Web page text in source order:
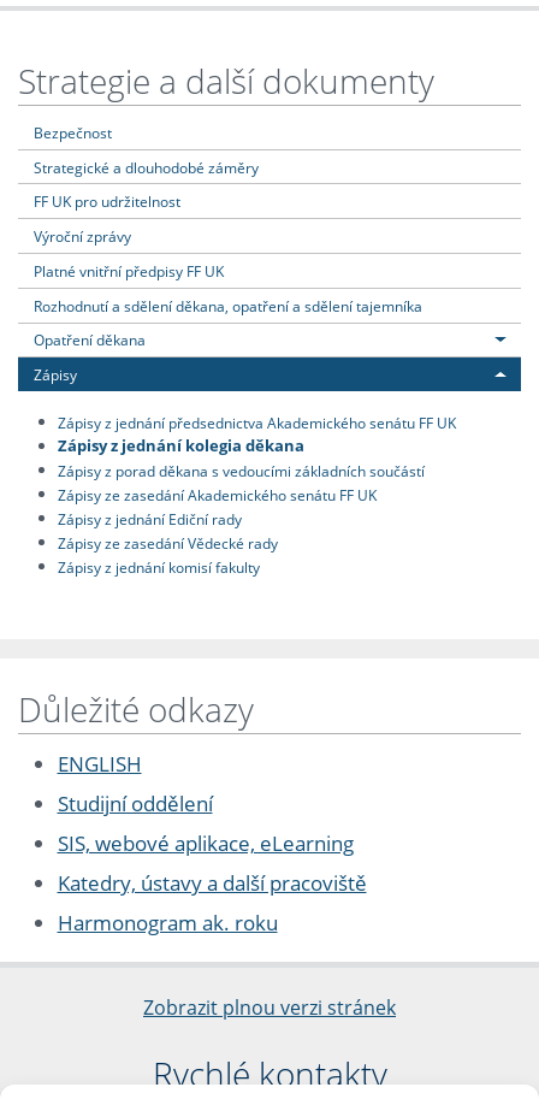
Strategie a další dokumenty
Bezpečnost
Strategické a dlouhodobé záměry
FF UK pro udržitelnost
Výroční zprávy
Platné vnitřní předpisy FF UK
Rozhodnutí a sdělení děkana, opatření a sdělení tajemníka
Opatření děkana
Zápisy
Zápisy z jednání předsednictva Akademického senátu FF UK
Zápisy z jednání kolegia děkana
Zápisy z porad děkana s vedoucími základních součástí
Zápisy ze zasedání Akademického senátu FF UK
Zápisy z jednání Ediční rady
Zápisy ze zasedání Vědecké rady
Zápisy z jednání komisí fakulty
Důležité odkazy
ENGLISH
Studijní oddělení
SIS, webové aplikace, eLearning
Katedry, ústavy a další pracoviště
Harmonogram ak. roku
Zobrazit plnou verzi stránek
Rychlé kontakty